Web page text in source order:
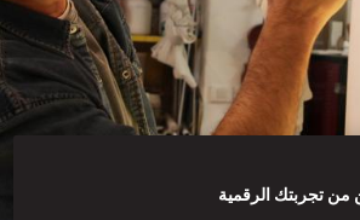
تجربتك الرقمية